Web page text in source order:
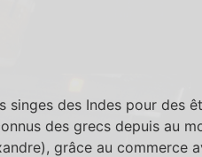
singes des Indes pour des
des grecs depuis au
grâce au commerce